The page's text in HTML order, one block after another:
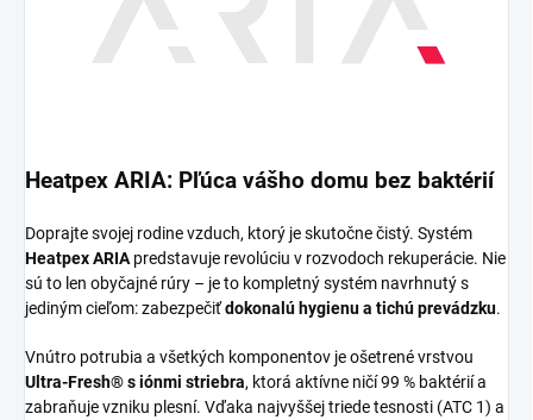
Heatpex ARIA: Pľúca vášho domu bez baktérií
Doprajte svojej rodine vzduch, ktorý je skutočne čistý. Systém
Heatpex ARIA predstavuje revolúciu v rozvodoch rekuperácie. Nie
sú to len obyčajné rúry – je to kompletný systém navrhnutý s
jediným cieľom: zabezpečiťdokonalú hygienu a tichú prevádzku.
Vnútro potrubia a všetkých komponentov je ošetrené vrstvou
Ultra-Fresh® s iónmi striebra, ktorá aktívne ničí 99 % baktérií a
zabraňuje vzniku plesní. Vďaka najvyššej triede tesnosti (ATC 1) a